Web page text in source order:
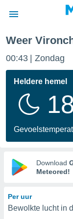
door
verstrekte
hoge
hebt de
voor
op basis
Weer
00:43 Zondag
Heldere hemel
Download
Meteored!
Per uur
Bewolkte lucht in